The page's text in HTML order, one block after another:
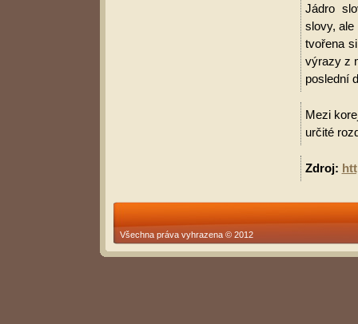
Jádro
slovy, ale
tvořena
výrazy z
poslední
Mezi
určité
Zdroj:
Všechna práva vyhrazena © 2012